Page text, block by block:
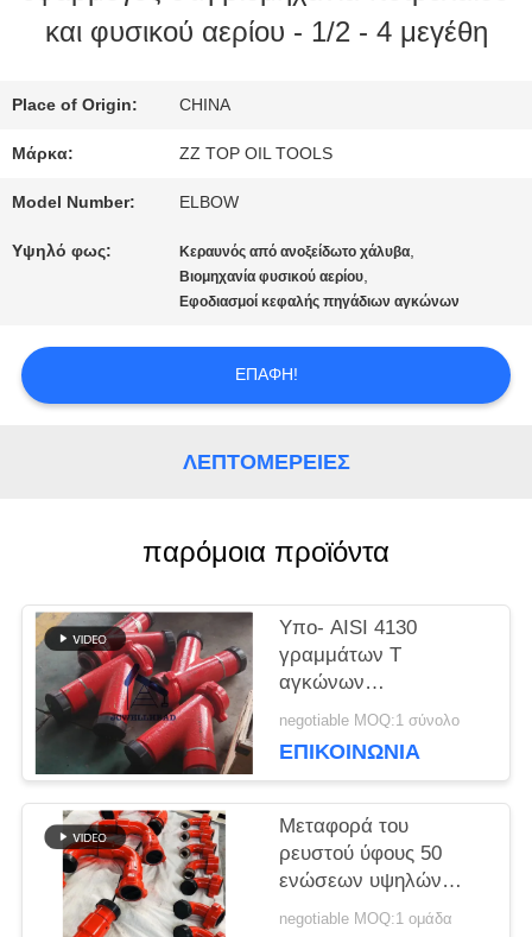
ΠΟΙΟΤΙΚΌΣ
ΈΛΕΓΧΟΣ
ΕΛΆΤΕ
ΕΠΑΦΉ
ΜΕ
ΠΕΡΙΠΤΏΣΕΙΣ
SITEMAP
PRIVACY
POLICY
και φυσικού αερίου - 1/2 - 4 μεγέθη
Place of Origin: CHINA
Μάρκα: ZZ TOP OIL TOOLS
Model Number: ELBOW
Υψηλό φως: Κεραυνός από ανοξείδωτο χάλυβα,
Βιομηχανία φυσικού αερίου,
Εφοδιασμοί κεφαλής πηγάδιων αγκώνων
ΕΠΑΦΉ!
ΛΕΠΤΟΜΈΡΕΙΕΣ
παρόμοια προϊόντα
Υπο- AISI 4130
γραμμάτων Τ
αγκώνων
συναρμολογήσεις
διασταυρώσεων
negotiable MOQ:1 σύνολο
ΕΠΙΚΟΙΝΩΝΊΑ
Μεταφορά του
ρευστού ύφους 50
ενώσεων υψηλών
στροφέων
negotiable MOQ:1 ομάδα